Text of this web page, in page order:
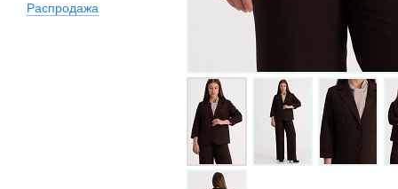
Распродажа